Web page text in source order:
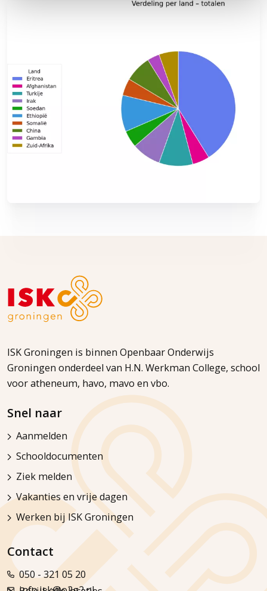
ISK Groningen is binnen Openbaar Onderwijs
Groningen onderdeel van H.N. Werkman College, school
voor atheneum, havo, mavo en vbo.
Snel naar
Aanmelden
Schooldocumenten
Ziek melden
Vakanties en vrije dagen
Werken bij ISK Groningen
Contact
050 - 321 05 20